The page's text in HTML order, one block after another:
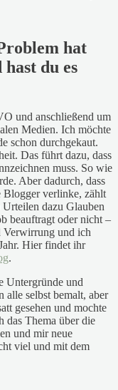
hat
du es
und anschließend um
Medien. Ich möchte
schon durchgekaut.
Das führt dazu, dass
muss. So wie
Aber dadurch, dass
Blogger verlinke, zählt
dazu Glauben
beauftragt oder nicht –
Verwirrung und ich
Hier findet ihr
.
Untergründe und
alle selbst bemalt, aber
gesehen und mochte
das Thema über die
und mir neue
viel und mit dem